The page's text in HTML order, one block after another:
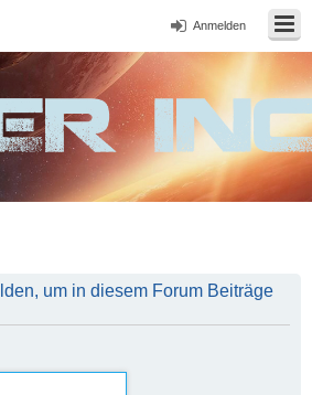
Anmelden
um in diesem Forum Beiträge